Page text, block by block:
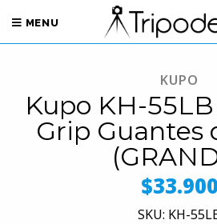
MENU
KUPO
Kupo KH-
Grip Guantes
$33.900
SKU: KH-